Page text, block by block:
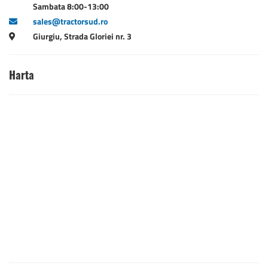
Sambata 8:00-13:00
sales@tractorsud.ro
Giurgiu, Strada Gloriei nr. 3
Harta